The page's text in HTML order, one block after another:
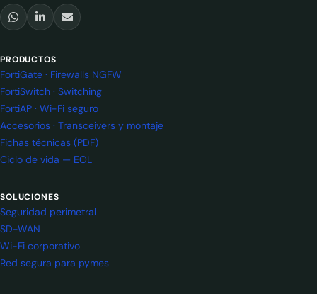
PRODUCTOS
FortiGate · Firewalls NGFW
FortiSwitch · Switching
FortiAP · Wi-Fi seguro
Accesorios · Transceivers y montaje
Fichas técnicas (PDF)
Ciclo de vida — EOL
SOLUCIONES
Seguridad perimetral
SD-WAN
Wi-Fi corporativo
Red segura para pymes